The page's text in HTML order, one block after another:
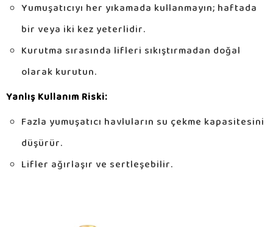
Yumuşatıcıyı her yıkamada kullanmayın; haftada
bir veya iki kez yeterlidir.
Kurutma sırasında lifleri sıkıştırmadan doğal
olarak kurutun.
Yanlış Kullanım Riski:
Fazla yumuşatıcı havluların su çekme kapasitesini
düşürür.
Lifler ağırlaşır ve sertleşebilir.